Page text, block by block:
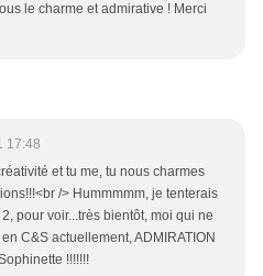
le charme et admirative ! Merci
17:48
et tu me, tu nous charmes
/> Hummmmm, je tenterais
pour voir...très bientôt, moi qui ne
C&S actuellement, ADMIRATION
!!!!!!!